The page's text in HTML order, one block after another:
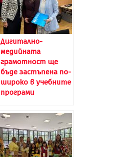
Дигитално-
медийната
грамотност ще
бъде застъпена по-
широко в учебните
програми